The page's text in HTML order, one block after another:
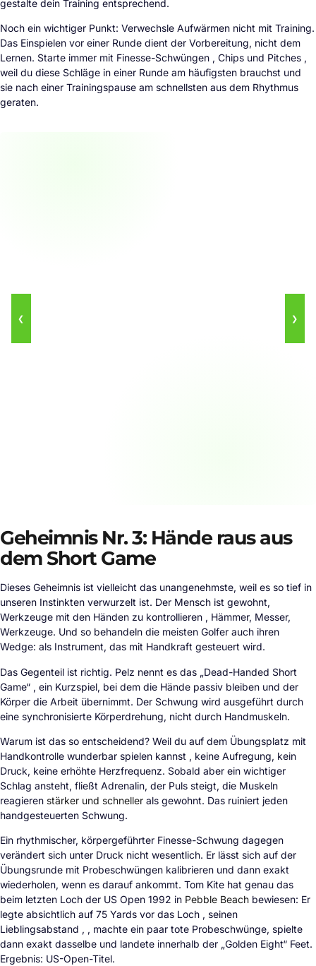
gestalte dein Training entsprechend.
Noch ein wichtiger Punkt: Verwechsle Aufwärmen nicht mit Training.
Das Einspielen vor einer Runde dient der Vorbereitung, nicht dem
Lernen. Starte immer mit Finesse-Schwüngen , Chips und Pitches ,
weil du diese Schläge in einer Runde am häufigsten brauchst und
sie nach einer Trainingspause am schnellsten aus dem Rhythmus
geraten.
❮ ❯
Geheimnis Nr. 3: Hände raus aus
dem Short Game
Dieses Geheimnis ist vielleicht das unangenehmste, weil es so tief in
unseren Instinkten verwurzelt ist. Der Mensch ist gewohnt,
Werkzeuge mit den Händen zu kontrollieren , Hämmer, Messer,
Werkzeuge. Und so behandeln die meisten Golfer auch ihren
Wedge: als Instrument, das mit Handkraft gesteuert wird.
Das Gegenteil ist richtig. Pelz nennt es das „Dead-Handed Short
Game“ , ein Kurzspiel, bei dem die Hände passiv bleiben und der
Körper die Arbeit übernimmt. Der Schwung wird ausgeführt durch
eine synchronisierte Körperdrehung, nicht durch Handmuskeln.
Warum ist das so entscheidend? Weil du auf dem Übungsplatz mit
Handkontrolle wunderbar spielen kannst , keine Aufregung, kein
Druck, keine erhöhte Herzfrequenz. Sobald aber ein wichtiger
Schlag ansteht, fließt Adrenalin, der Puls steigt, die Muskeln
reagieren stärker und schneller als gewohnt. Das ruiniert jeden
handgesteuerten Schwung.
Ein rhythmischer, körpergeführter Finesse-Schwung dagegen
verändert sich unter Druck nicht wesentlich. Er lässt sich auf der
Übungsrunde mit Probeschwüngen kalibrieren und dann exakt
wiederholen, wenn es darauf ankommt. Tom Kite hat genau das
beim letzten Loch der US Open 1992 in Pebble Beach bewiesen: Er
legte absichtlich auf 75 Yards vor das Loch , seinen
Lieblingsabstand , , machte ein paar tote Probeschwünge, spielte
dann exakt dasselbe und landete innerhalb der „Golden Eight“ Feet.
Ergebnis: US-Open-Titel.